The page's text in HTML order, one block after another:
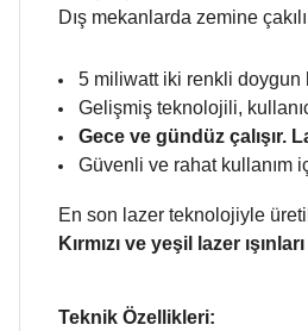
Dış mekanlarda zemine
5 miliwatt iki renkli doygun
Gelişmiş teknolojili,
Gece ve gündüz çalışır.
Güvenli ve rahat kullanım
En son lazer teknolojiyle
Kırmızı ve yeşil lazer
Teknik Özellikleri: